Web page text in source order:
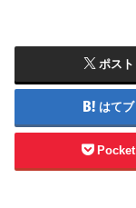
ポスト
はてブ
Pocket